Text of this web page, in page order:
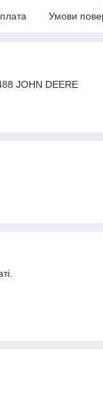
Умови
JOHN DEERE